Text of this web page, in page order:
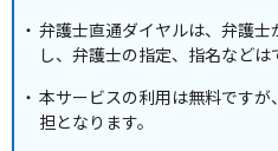
弁護士直通ダイヤルは、弁護
し、弁護士の指定、指名などは
本サービスの利用は無料です
担となります。